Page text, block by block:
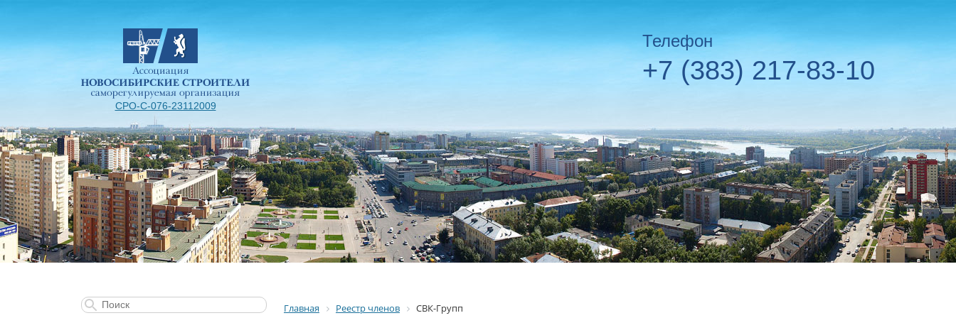
СРО-С-076-23112009
Телефон
+7 (383) 217-83-10
Главная Реестр членов СВК-Групп